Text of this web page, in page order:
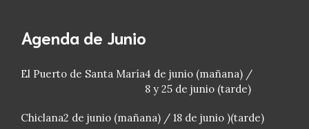
Agenda de Junio
El Puerto de Santa María4 de junio (mañana) /
8 y 25 de junio (tarde)
Chiclana2 de junio (mañana) / 18 de junio )(tarde)